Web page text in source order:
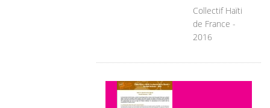
Collectif Haïti
de France -
2016